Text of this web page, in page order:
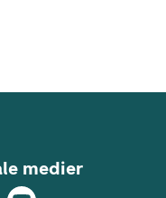
medier